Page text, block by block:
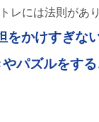
レには法則があり
をかけすぎな
パズルをする